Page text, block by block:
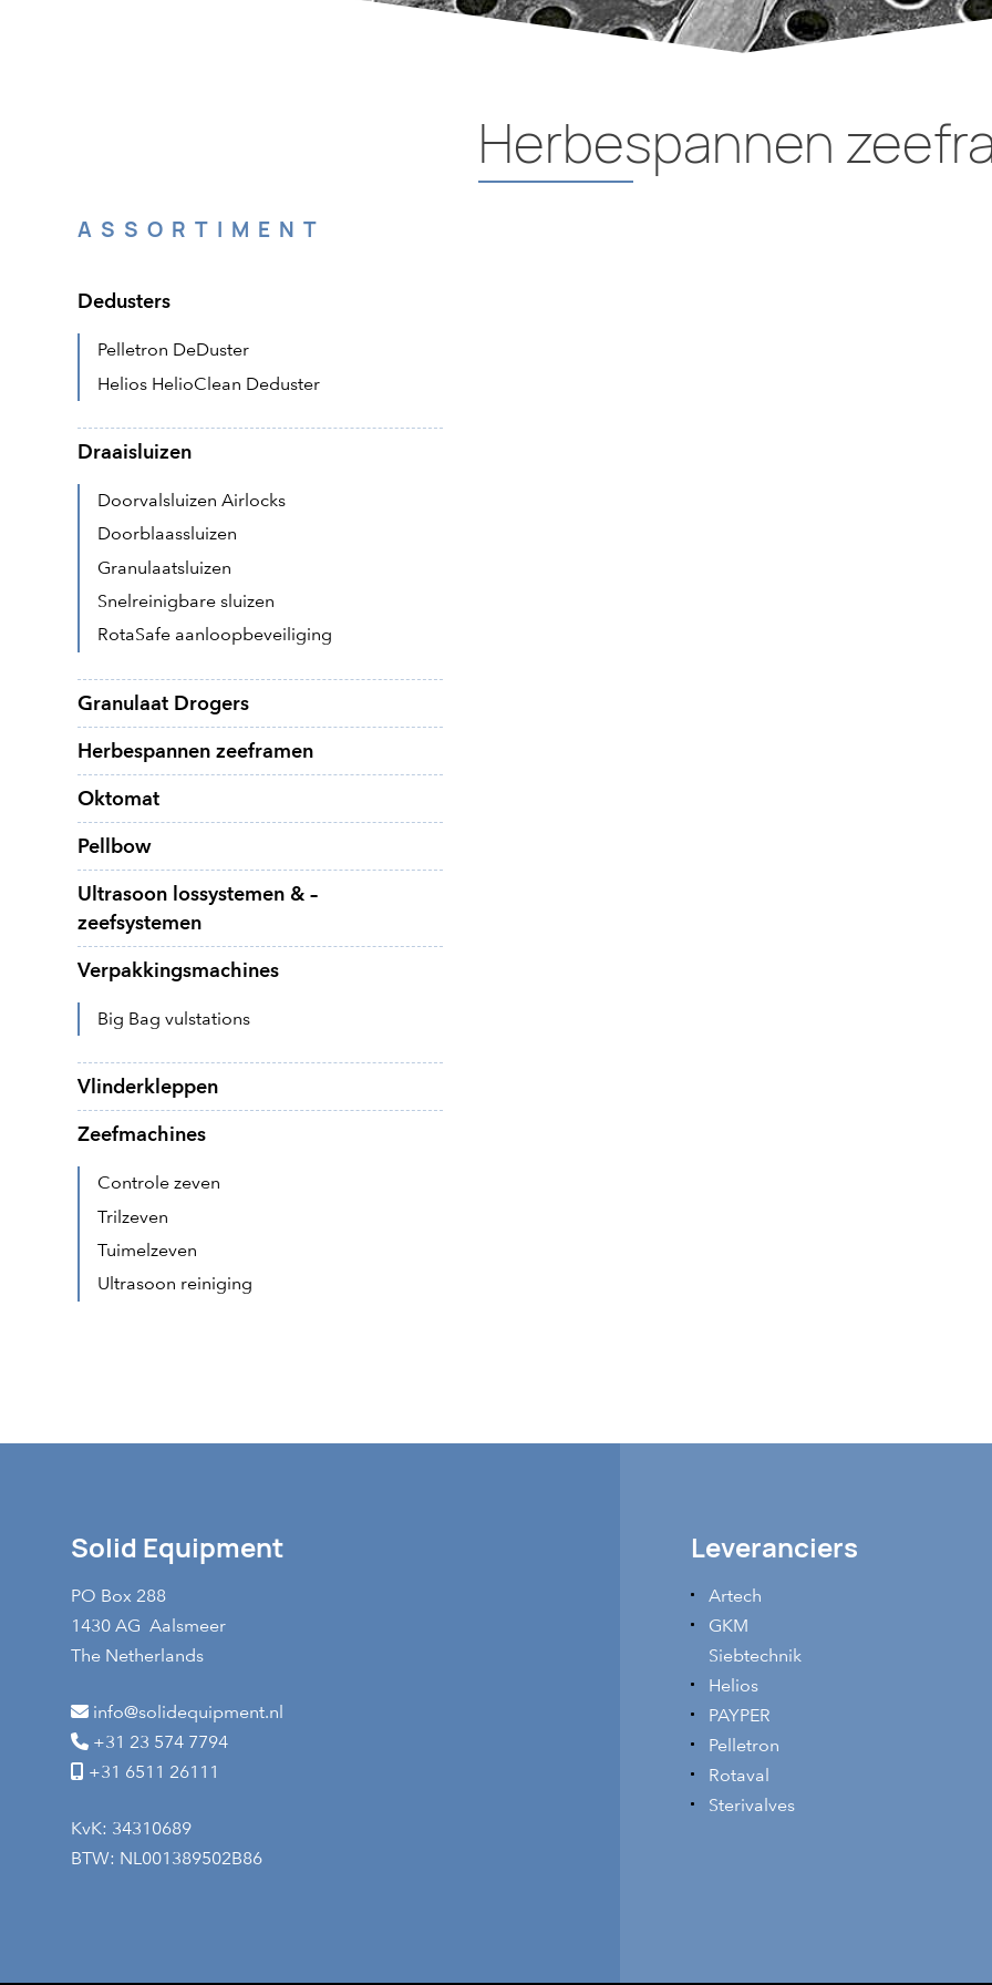
ASSORTIMENT
Dedusters
Pelletron DeDuster
Helios HelioClean Deduster
Draaisluizen
Doorvalsluizen Airlocks
Doorblaassluizen
Granulaatsluizen
Snelreinigbare sluizen
RotaSafe aanloopbeveiliging
Granulaat Drogers
Herbespannen zeeframen
Oktomat
Pellbow
Ultrasoon lossystemen & –
zeefsystemen
Verpakkingsmachines
Big Bag vulstations
Vlinderkleppen
Zeefmachines
Controle zeven
Trilzeven
Tuimelzeven
Ultrasoon reiniging
Herbespannen
Solid Equipment
PO Box 288
1430 AG Aalsmeer
The Netherlands
info@solidequipment.nl
+31 23 574 7794
+31 6511 26111
KvK: 34310689
BTW: NL001389502B86
Leveranciers
Artech
GKM
Siebtechnik
Helios
PAYPER
Pelletron
Rotaval
Sterivalves